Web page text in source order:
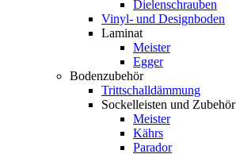
Dielenschrauben
Vinyl- und Designboden
Laminat
Meister
Egger
Bodenzubehör
Trittschalldämmung
Sockelleisten und Zubehör
Meister
Kährs
Parador